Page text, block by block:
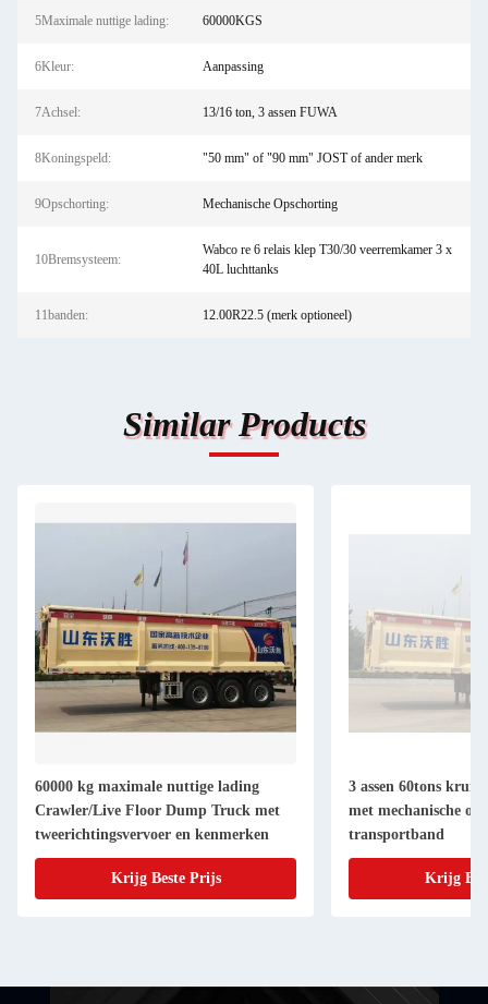
5Maximale nuttige lading: 60000KGS
6Kleur: Aanpassing
7Achsel: 13/16 ton, 3 assen FUWA
8Koningspeld: "50 mm" of "90 mm" JOST of ander merk
9Opschorting: Mechanische Opschorting
10Bremsysteem:
Wabco re 6 relais klep T30/30 veerremkamer 3 x
40L luchttanks
11banden: 12.00R22.5 (merk optioneel)
Similar Products
60000 kg maximale nuttige lading
Crawler/Live Floor Dump Truck met
tweerichtingsvervoer en kenmerken
Krijg Beste Prijs
3 assen 60tons
met mechanische
transportband
Krijg